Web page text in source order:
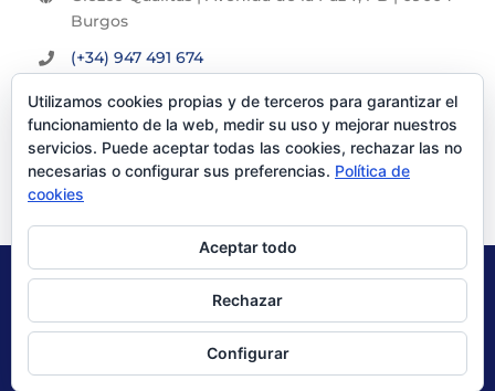
Burgos
(+34) 947 491 674
info@glezco.com
© Glezco Asesores y Consultores 2019 | Todos los derechos
Politica de Privacidad
X LinkedInYouTube
Utilizamos cookies propias y de terceros para garantizar el
funcionamiento de la web, medir su uso y mejorar nuestros
servicios. Puede aceptar todas las cookies, rechazar las no
necesarias o configurar sus preferencias. Política de
cookies
Aceptar todo
Rechazar
Configurar